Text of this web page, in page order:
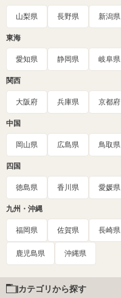
山梨県 長野県 新潟県
東海
愛知県 静岡県 岐阜県
関西
大阪府 兵庫県 京都府
中国
岡山県 広島県 鳥取県
四国
徳島県 香川県 愛媛県
九州・沖縄
福岡県 佐賀県 長崎県
鹿児島県 沖縄県
カテゴリから探す